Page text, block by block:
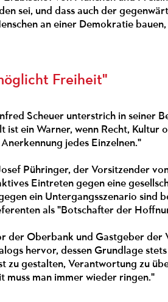
sei, und dass auch der
an einer Demokratie
Freiheit"
Scheuer unterstrich in seiner
ist ein Warner, wenn Recht,
jedes Einzelnen."
Pühringer, der Vorsitzender
Eintreten gegen eine
ein Untergangsszenario sind
als "Botschafter der
der Oberbank und Gastgeber der
hervor, dessen Grundlage
zu gestalten, Verantwortung zu
muss man immer wieder ringen."